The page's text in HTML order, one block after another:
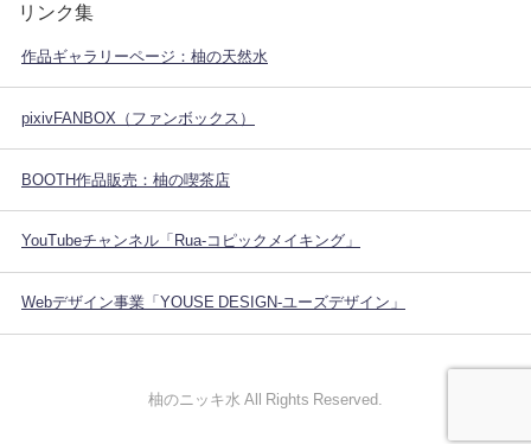
リンク集
作品ギャラリーページ：柚の天然水
pixivFANBOX（ファンボックス）
BOOTH作品販売：柚の喫茶店
YouTubeチャンネル「Rua-コピックメイキング」
Webデザイン事業「YOUSE DESIGN-ユーズデザイン」
柚のニッキ水 All Rights Reserved.